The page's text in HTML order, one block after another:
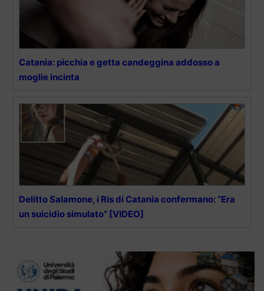
Catania: picchia e getta candeggina addosso a
moglie incinta
Delitto Salamone, i Ris di Catania confermano: “Era
un suicidio simulato” [VIDEO]